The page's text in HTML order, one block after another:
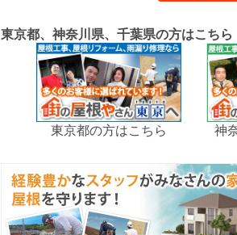
東京都、神奈川県、千葉県の方はこちら
東京都の方はこちら 神